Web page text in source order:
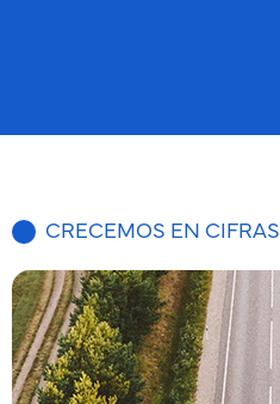
CRECEMOS EN CIFRAS